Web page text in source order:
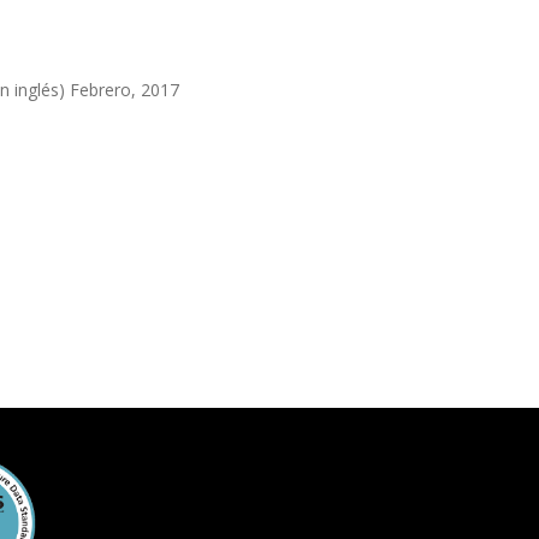
inglés) Febrero, 2017